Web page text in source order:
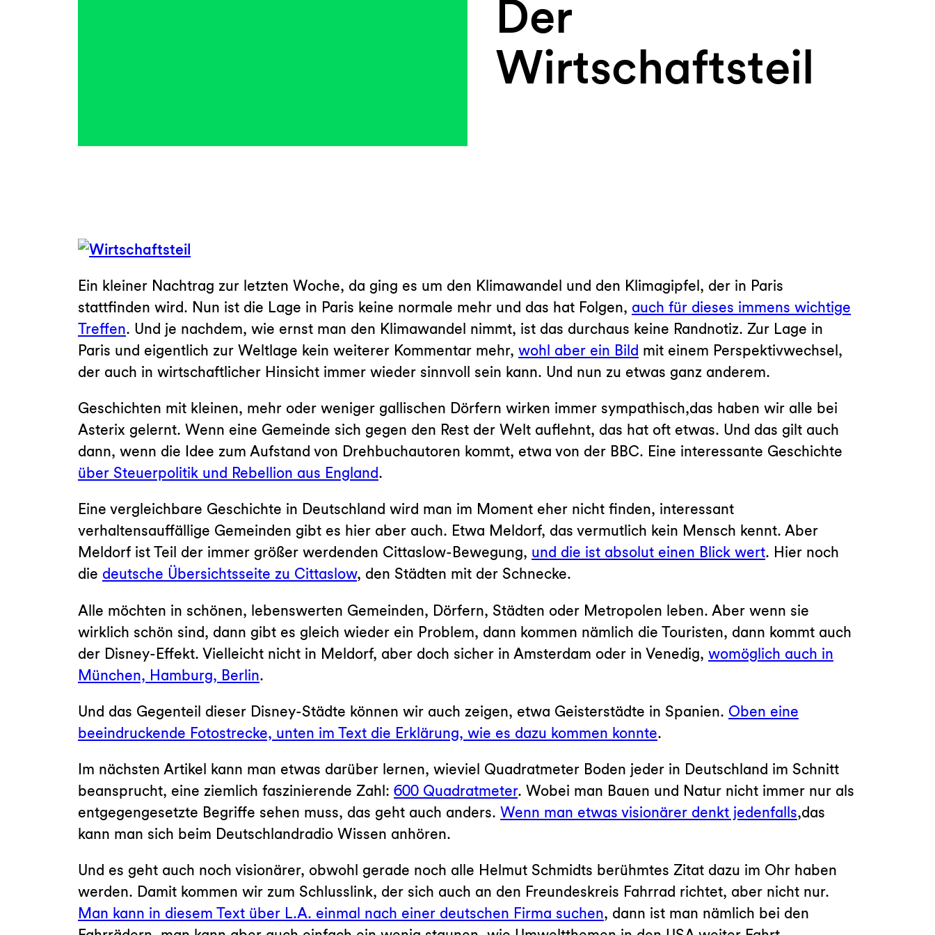
Der
Wirtschaftsteil
Ein kleiner Nachtrag zur letzten Woche, da ging es um den Klimawandel und den Klimagipfel, der in Paris
stattfinden wird. Nun ist die Lage in Paris keine normale mehr und das hat Folgen, auch für dieses immens wichtige
Treffen. Und je nachdem, wie ernst man den Klimawandel nimmt, ist das durchaus keine Randnotiz. Zur Lage in
Paris und eigentlich zur Weltlage kein weiterer Kommentar mehr, wohl aber ein Bild mit einem Perspektivwechsel,
der auch in wirtschaftlicher Hinsicht immer wieder sinnvoll sein kann. Und nun zu etwas ganz anderem.
Geschichten mit kleinen, mehr oder weniger gallischen Dörfern wirken immer sympathisch,das haben wir alle bei
Asterix gelernt. Wenn eine Gemeinde sich gegen den Rest der Welt auflehnt, das hat oft etwas. Und das gilt auch
dann, wenn die Idee zum Aufstand von Drehbuchautoren kommt, etwa von der BBC. Eine interessante Geschichte
über Steuerpolitik und Rebellion aus England.
Eine vergleichbare Geschichte in Deutschland wird man im Moment eher nicht finden, interessant
verhaltensauffällige Gemeinden gibt es hier aber auch. Etwa Meldorf, das vermutlich kein Mensch kennt. Aber
Meldorf ist Teil der immer größer werdenden Cittaslow-Bewegung, und die ist absolut einen Blick wert. Hier noch
die deutsche Übersichtsseite zu Cittaslow, den Städten mit der Schnecke.
Alle möchten in schönen, lebenswerten Gemeinden, Dörfern, Städten oder Metropolen leben. Aber wenn sie
wirklich schön sind, dann gibt es gleich wieder ein Problem, dann kommen nämlich die Touristen, dann kommt auch
der Disney-Effekt. Vielleicht nicht in Meldorf, aber doch sicher in Amsterdam oder in Venedig, womöglich auch in
München, Hamburg, Berlin.
Und das Gegenteil dieser Disney-Städte können wir auch zeigen, etwa Geisterstädte in Spanien. Oben eine
beeindruckende Fotostrecke, unten im Text die Erklärung, wie es dazu kommen konnte.
Im nächsten Artikel kann man etwas darüber lernen, wieviel Quadratmeter Boden jeder in Deutschland im Schnitt
beansprucht, eine ziemlich faszinierende Zahl: 600 Quadratmeter. Wobei man Bauen und Natur nicht immer nur als
entgegengesetzte Begriffe sehen muss, das geht auch anders. Wenn man etwas visionärer denkt jedenfalls,das
kann man sich beim Deutschlandradio Wissen anhören.
Und es geht auch noch visionärer, obwohl gerade noch alle Helmut Schmidts berühmtes Zitat dazu im Ohr haben
werden. Damit kommen wir zum Schlusslink, der sich auch an den Freundeskreis Fahrrad richtet, aber nicht nur.
Man kann in diesem Text über L.A. einmal nach einer deutschen Firma suchen, dann ist man nämlich bei den